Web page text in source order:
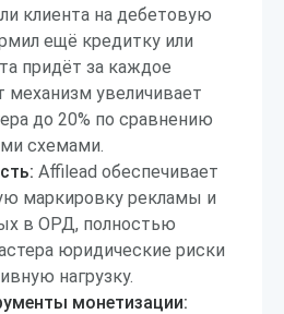
клиента на дебетовую
ещё кредитку или
придёт за каждое
механизм увеличивает
до 20% по сравнению
схемами.
Affilead обеспечивает
маркировку рекламы и
в ОРД, полностью
юридические риски
нагрузку.
монетизации: